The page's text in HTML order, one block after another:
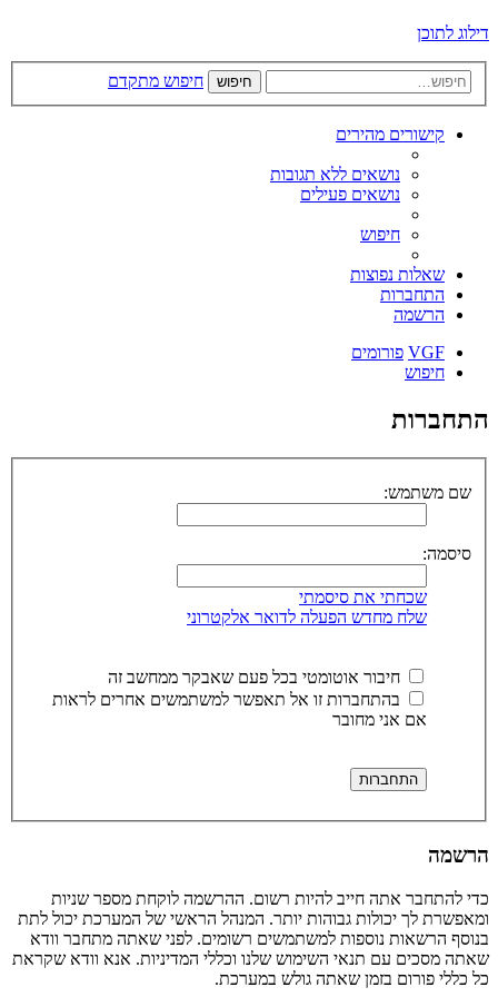
דילוג לתוכן
חיפוש חיפוש מתקדם
קישורים מהירים
נושאים ללא תגובות
נושאים פעילים
חיפוש
שאלות נפוצות
התחברות
הרשמה
VGF פורומים
חיפוש
התחברות
שם משתמש:
סיסמה:
שכחתי את סיסמתי
שלח מחדש הפעלה לדואר אלקטרוני
חיבור אוטומטי בכל פעם שאבקר ממחשב זה
בהתחברות זו אל תאפשר למשתמשים אחרים לראות
אם אני מחובר
הרשמה
כדי להתחבר אתה חייב להיות רשום. ההרשמה לוקחת מספר שניות
ומאפשרת לך יכולות גבוהות יותר. המנהל הראשי של המערכת יכול לתת
בנוסף הרשאות נוספות למשתמשים רשומים. לפני שאתה מתחבר וודא
שאתה מסכים עם תנאי השימוש שלנו וכללי המדיניות. אנא וודא שקראת
כל כללי פורום בזמן שאתה גולש במערכת.